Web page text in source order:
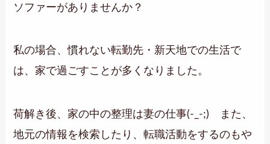
ソファーがありませんか？
私の場合、慣れない転勤先・新天地での生活で
は、家で過ごすことが多くなりました。
荷解き後、家の中の整理は妻の仕事(-_-;) また、
地元の情報を検索したり、転職活動をするのもや